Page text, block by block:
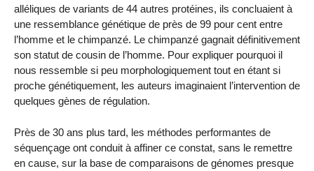
alléliques de variants de 44 autres protéines, ils concluaient à
une ressemblance génétique de près de 99 pour cent entre
l’homme et le chimpanzé. Le chimpanzé gagnait définitivement
son statut de cousin de l’homme. Pour expliquer pourquoi il
nous ressemble si peu morphologiquement tout en étant si
proche génétiquement, les auteurs imaginaient l’intervention de
quelques gènes de régulation.
Près de 30 ans plus tard, les méthodes performantes de
séquençage ont conduit à affiner ce constat, sans le remettre
en cause, sur la base de comparaisons de génomes presque